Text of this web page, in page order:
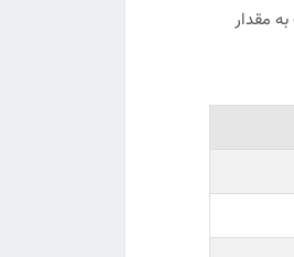
مقدار